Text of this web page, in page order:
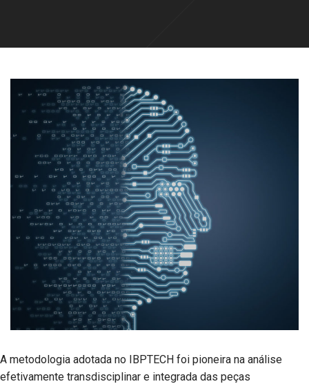
A metodologia adotada no IBPTECH foi pioneira na análise
efetivamente transdisciplinar e integrada das peças